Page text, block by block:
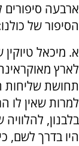
ארבעה
הסיפור של
א. מיכאל
תחושת שליחות
למרות שאין לו
בלבנון,
היו בדרך לשם,